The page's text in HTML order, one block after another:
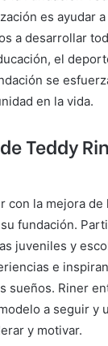
es ayudar
a desarrollar
el
se
en la vida.
Teddy
con la mejora de
fundación.
juveniles y
e
sueños. Riner
a seguir y
y motivar.